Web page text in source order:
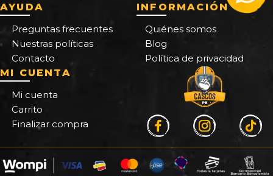
AYUDA
Preguntas frecuentes
Nuestras políticas
Contacto
INFORMACIÓN
Quiénes somos
Blog
Política de privacidad
MI CUENTA
Mi cuenta
Carrito
Finalizar compra